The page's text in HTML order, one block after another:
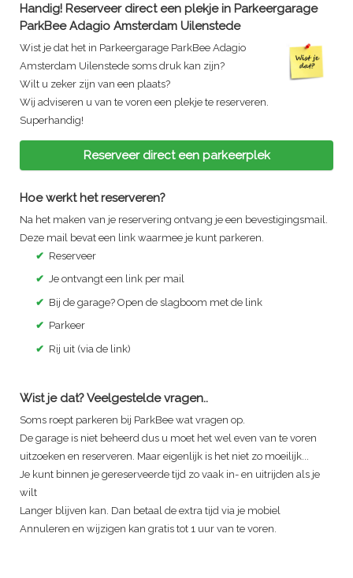
Handig! Reserveer direct een plekje in Parkeergarage
ParkBee Adagio Amsterdam Uilenstede
Wist je dat het in Parkeergarage ParkBee Adagio
Amsterdam Uilenstede soms druk kan zijn?
Wilt u zeker zijn van een plaats?
Wij adviseren u van te voren een plekje te reserveren.
Superhandig!
Reserveer direct een parkeerplek
Hoe werkt het reserveren?
Na het maken van je reservering ontvang je een bevestigingsmail.
Deze mail bevat een link waarmee je kunt parkeren.
✔ Reserveer
✔ Je ontvangt een link per mail
✔ Bij de garage? Open de slagboom met de link
✔ Parkeer
✔ Rij uit (via de link)
Wist je dat? Veelgestelde vragen..
Soms roept parkeren bij ParkBee wat vragen op.
De garage is niet beheerd dus u moet het wel even van te voren
uitzoeken en reserveren. Maar eigenlijk is het niet zo moeilijk...
Je kunt binnen je gereserveerde tijd zo vaak in- en uitrijden als je
wilt
Langer blijven kan. Dan betaal de extra tijd via je mobiel
Annuleren en wijzigen kan gratis tot 1 uur van te voren.